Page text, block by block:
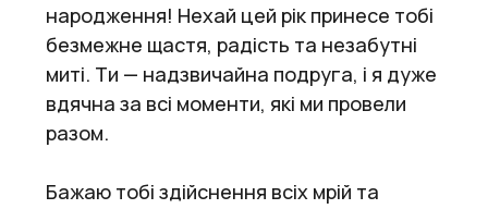
народження! Нехай цей рік принесе тобі
безмежне щастя, радість та незабутні
миті. Ти — надзвичайна подруга, і я дуже
вдячна за всі моменти, які ми провели
разом.
Бажаю тобі здійснення всіх мрій та